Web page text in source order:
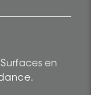
en